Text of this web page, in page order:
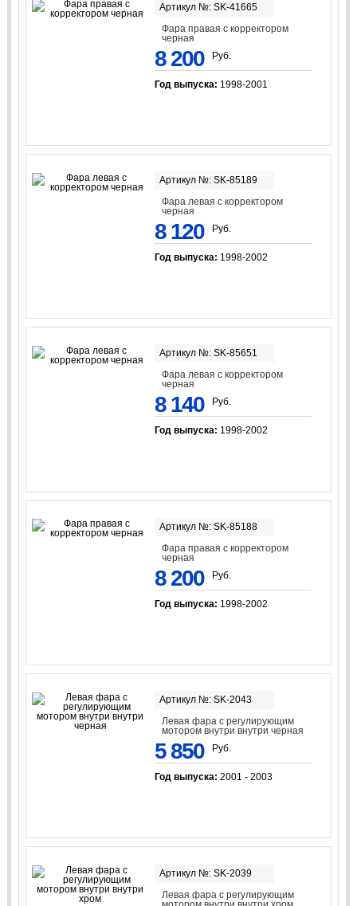
Артикул №: SK-41665
Фара правая с корректором
черная
8 200 Руб.
Год выпуска: 1998-2001
Артикул №: SK-85189
Фара левая с корректором
черная
8 120 Руб.
Год выпуска: 1998-2002
Артикул №: SK-85651
Фара левая с корректором
черная
8 140 Руб.
Год выпуска: 1998-2002
Артикул №: SK-85188
Фара правая с корректором
черная
8 200 Руб.
Год выпуска: 1998-2002
Артикул №: SK-2043
Левая фара с регулирующим
мотором внутри внутри черная
5 850 Руб.
Год выпуска: 2001 - 2003
Артикул №: SK-2039
Левая фара с регулирующим